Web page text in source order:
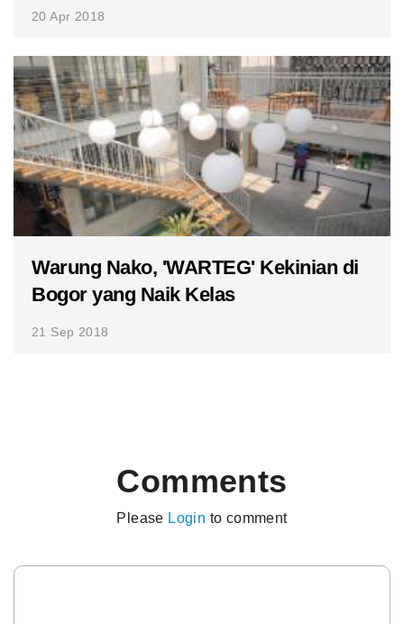
20 Apr 2018
Warung Nako, 'WARTEG' Kekinian di
Bogor yang Naik Kelas
21 Sep 2018
Comments
Please Login to comment